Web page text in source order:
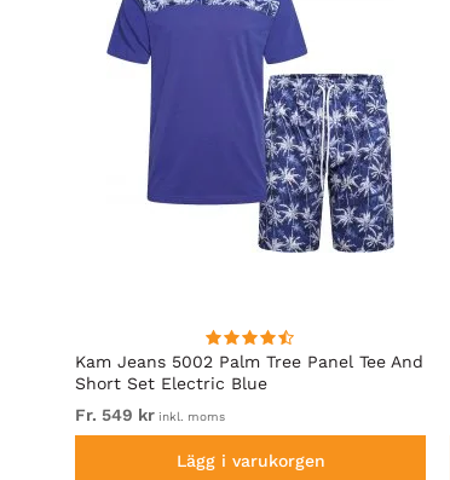
Kam Jeans 5002 Palm Tree Panel Tee And
Short Set Electric Blue
Fr. 549 kr inkl. moms
Lägg i varukorgen